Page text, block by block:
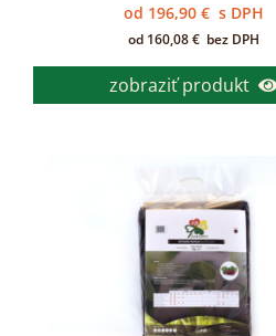
od 196,90 € s DPH
od 160,08€ bez DPH
zobraziť produkt